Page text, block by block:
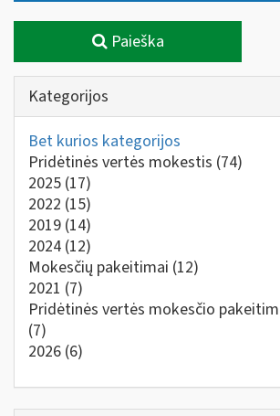
Paieška
Kategorijos
Bet kurios kategorijos
Pridėtinės vertės mokestis (74)
2025 (17)
2022 (15)
2019 (14)
2024 (12)
Mokesčių pakeitimai (12)
2021 (7)
Pridėtinės vertės mokesčio
(7)
2026 (6)